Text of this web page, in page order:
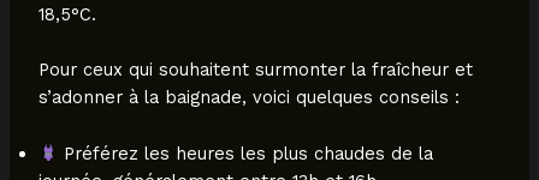
18,5°C.
Pour ceux qui souhaitent surmonter la fraîcheur et
s’adonner à la baignade, voici quelques conseils :
Préférez les heures les plus chaudes de la